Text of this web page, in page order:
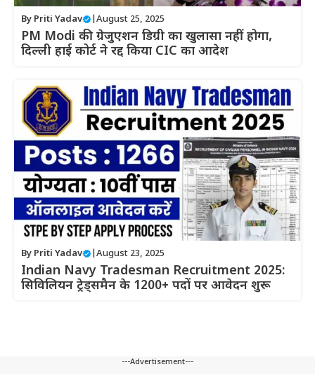
By Priti Yadav August 25, 2025
PM Modi की ग्रेजुएशन डिग्री का खुलासा नहीं होगा,
दिल्ली हाई कोर्ट ने रद्द किया CIC का आदेश
By Priti Yadav August 23, 2025
Indian Navy Tradesman Recruitment 2025:
सिविलियन ट्रेड्समैन के 1200+ पदों पर आवेदन शुरू
---Advertisement---